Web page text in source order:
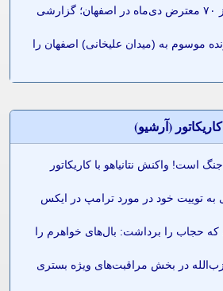
حکم اعدام برای بیش‌از ۷۰ معترض دی‌ماه در اصفهان؛ گزارشی
موسوم به (میدان علیخانی) اصفهان را
کاريکاتور (آرشيو)
است! واکنش نتانیاهو با کاریکاتور
به توییت خود در مورد ترامپ در ایکس
که حجاب را برداشت: بال‌های خواهرم را
در بخش مراقبت‌های ویژه بستری